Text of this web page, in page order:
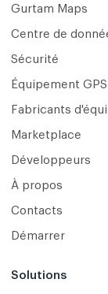
Gurtam Maps
Centre de
Sécurité
Équipement GPS
Fabricants
Marketplace
Développeurs
À propos
Contacts
Démarrer
Solutions